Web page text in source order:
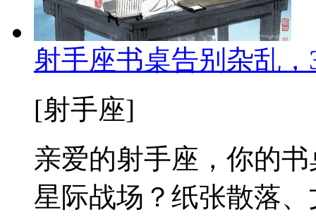
射手座书桌告别杂乱
[射手座]
亲爱的射手座，你的
星际战场？纸张散落